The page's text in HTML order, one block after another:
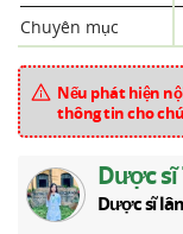
Chuyên mục
Nếu phát hiện
thông tin cho
Dược
Dược sĩ